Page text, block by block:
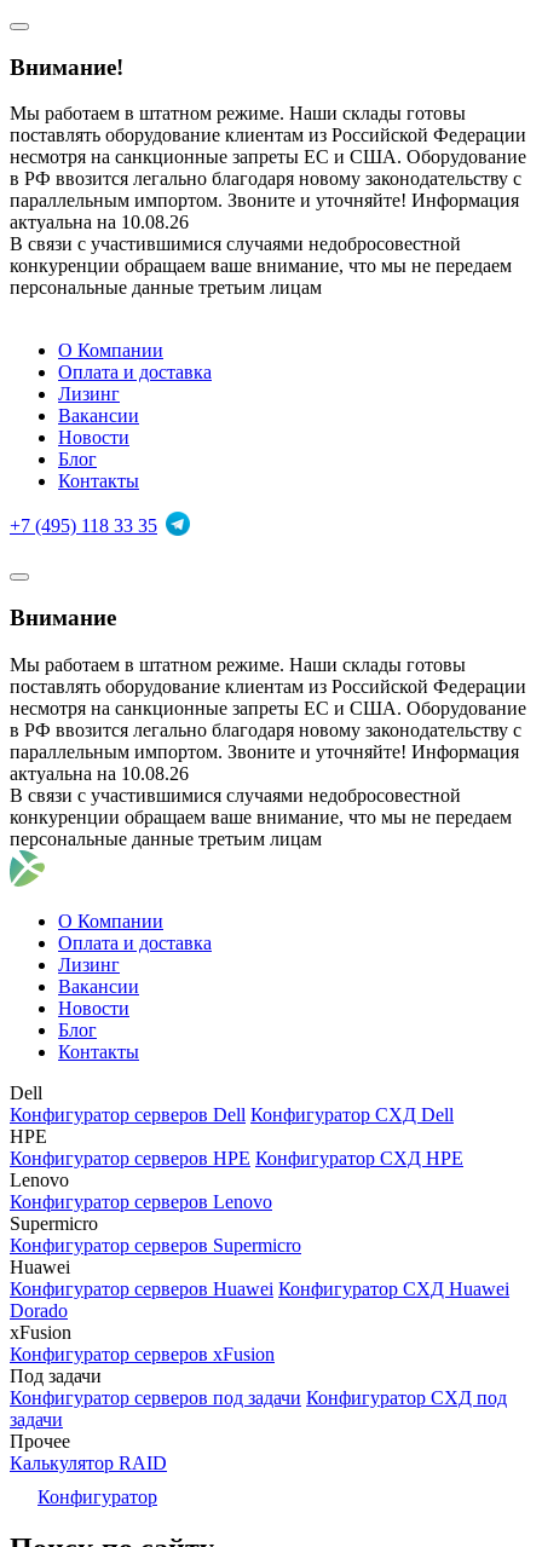
Внимание!
Мы работаем в штатном режиме. Наши склады готовы
поставлять оборудование клиентам из Российской Федерации
несмотря на санкционные запреты ЕС и США. Оборудование
в РФ ввозится легально благодаря новому законодательству с
параллельным импортом. Звоните и уточняйте! Информация
актуальна на 10.08.26
В связи с участившимися случаями недобросовестной
конкуренции обращаем ваше внимание, что мы не передаем
персональные данные третьим лицам
О Компании
Оплата и доставка
Лизинг
Вакансии
Новости
Блог
Контакты
+7 (495) 118 33 35
Внимание
Мы работаем в штатном режиме. Наши склады готовы
поставлять оборудование клиентам из Российской Федерации
несмотря на санкционные запреты ЕС и США. Оборудование
в РФ ввозится легально благодаря новому законодательству с
параллельным импортом. Звоните и уточняйте! Информация
актуальна на 10.08.26
В связи с участившимися случаями недобросовестной
конкуренции обращаем ваше внимание, что мы не передаем
персональные данные третьим лицам
О Компании
Оплата и доставка
Лизинг
Вакансии
Новости
Блог
Контакты
Dell
Конфигуратор серверов Dell Конфигуратор СХД Dell
HPE
Конфигуратор серверов HPE Конфигуратор СХД HPE
Lenovo
Конфигуратор серверов Lenovo
Supermicro
Конфигуратор серверов Supermicro
Huawei
Конфигуратор серверов Huawei Конфигуратор СХД Huawei
Dorado
xFusion
Конфигуратор серверов xFusion
Под задачи
Конфигуратор серверов под задачи Конфигуратор СХД под
задачи
Прочее
Калькулятор RAID
Конфигуратор